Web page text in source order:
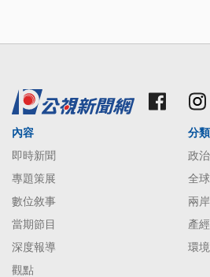
內容
即時新聞
專題策展
數位敘事
當期節目
深度報導
觀點
分類
政治
全球
兩岸
產經
環境